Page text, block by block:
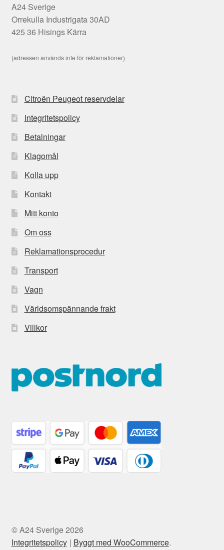
A24 Sverige
Orrekulla Industrigata 30AD
425 36 Hisings Kärra
(adressen används inte för reklamationer)
Citroën Peugeot reservdelar
Integritetspolicy
Betalningar
Klagomål
Kolla upp
Kontakt
Mitt konto
Om oss
Reklamationsprocedur
Transport
Vagn
Världsomspännande frakt
Villkor
© A24 Sverige 2026
Integritetspolicy
Byggt med WooCommerce.